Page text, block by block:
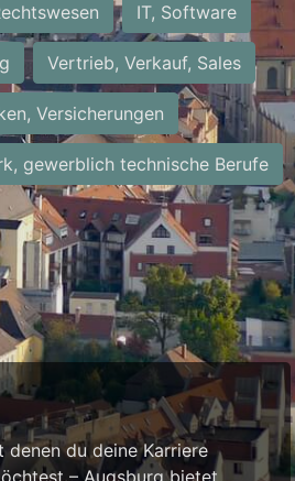
IT, Software
Vertrieb, Verkauf, Sales
Versicherungen
gewerblich technische Berufe
du deine Karriere